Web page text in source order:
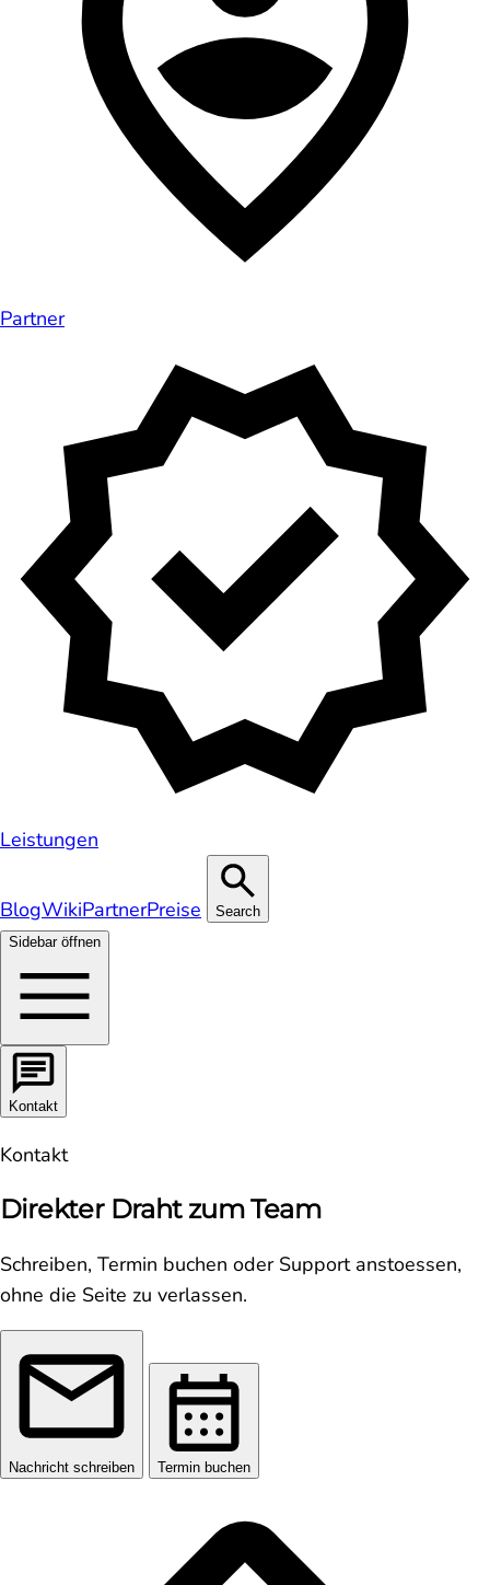
Partner
Leistungen
BlogWikiPartnerPreise
Search
Sidebar öffnen
Kontakt
Kontakt
Direkter Draht zum Team
Schreiben, Termin buchen oder Support anstoessen,
ohne die Seite zu verlassen.
Nachricht schreiben Termin buchen